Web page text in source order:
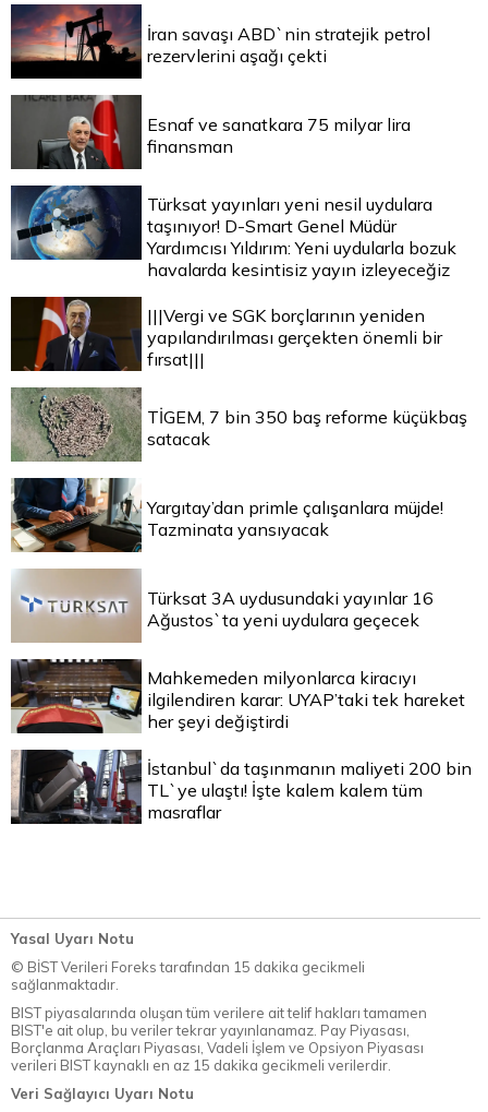
İran savaşı ABD`nin stratejik petrol
rezervlerini aşağı çekti
Esnaf ve sanatkara 75 milyar lira
finansman
Türksat yayınları yeni nesil uydulara
taşınıyor! D-Smart Genel Müdür
Yardımcısı Yıldırım: Yeni uydularla bozuk
havalarda kesintisiz yayın izleyeceğiz
|||Vergi ve SGK borçlarının yeniden
yapılandırılması gerçekten önemli bir
fırsat|||
TİGEM, 7 bin 350 baş reforme küçükbaş
satacak
Yargıtay’dan primle çalışanlara müjde!
Tazminata yansıyacak
Türksat 3A uydusundaki yayınlar 16
Ağustos`ta yeni uydulara geçecek
Mahkemeden milyonlarca kiracıyı
ilgilendiren karar: UYAP’taki tek hareket
her şeyi değiştirdi
İstanbul`da taşınmanın maliyeti 200 bin
TL`ye ulaştı! İşte kalem kalem tüm
masraflar
Yasal Uyarı Notu
© BİST Verileri Foreks tarafından 15 dakika gecikmeli
sağlanmaktadır.
BIST piyasalarında oluşan tüm verilere ait telif hakları tamamen
BIST'e ait olup, bu veriler tekrar yayınlanamaz. Pay Piyasası,
Borçlanma Araçları Piyasası, Vadeli İşlem ve Opsiyon Piyasası
verileri BIST kaynaklı en az 15 dakika gecikmeli verilerdir.
Veri Sağlayıcı Uyarı Notu